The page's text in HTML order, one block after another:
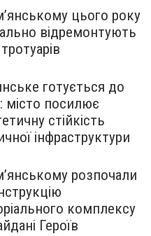
цього року
відремонтують
готується до
місто посилює
стійкість
інфраструктури
розпочали
комплексу
Героїв